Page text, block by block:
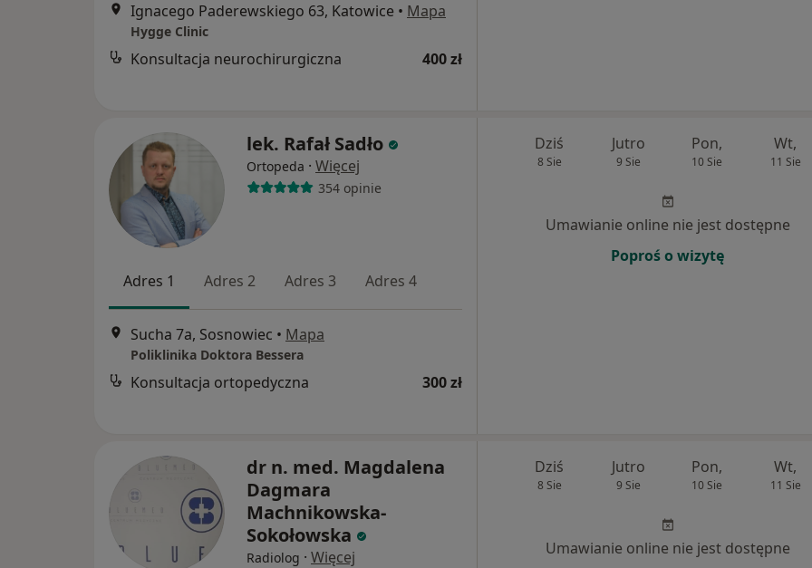
Ignacego Paderewskiego 63, Katowice • Mapa
Hygge Clinic
Konsultacja neurochirurgiczna 400 zł
lek. Rafał Sadło
Ortopeda · Więcej
354 opinie
Adres 1 Adres 2 Adres 3 Adres 4
Sucha 7a, Sosnowiec • Mapa
Poliklinika Doktora Bessera
Konsultacja ortopedyczna 300 zł
Dziś
8 Sie
Jutro
9 Sie
Pon,
10 Sie
Wt,
11 Sie
Umawianie online nie jest dostępne
Poproś o wizytę
dr n. med. Magdalena
Dagmara
Machnikowska-
Sokołowska
Radiolog · Więcej
Dziś
8 Sie
Jutro
9 Sie
Pon,
10 Sie
Wt,
11 Sie
Umawianie online nie jest dostępne